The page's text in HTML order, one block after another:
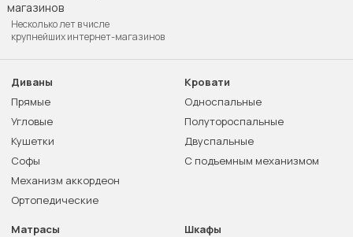
Несколько лет в числе
крупнейших интернет-магазинов
Диваны
Прямые
Угловые
Кушетки
Софы
Механизм аккордеон
Ортопедические
Кровати
Односпальные
Полутороспальные
Двуспальные
С подъемным механизмом
Матрасы
Шкафы